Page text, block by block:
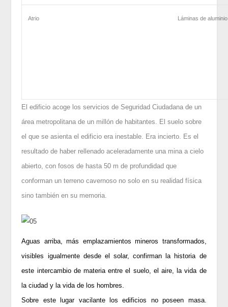
Atrio Láminas de
El edificio acoge los servicios de Seguridad Ciudadana de un
área metropolitana de un millón de habitantes. El suelo sobre
el que se asienta el edificio era inestable. Era incierto. Es el
resultado de haber rellenado aceleradamente una mina a cielo
abierto, con fosos de hasta 50 m de profundidad que
conforman un terreno cavernoso no solo en su realidad física
sino también en su memoria.
Aguas arriba, más emplazamientos mineros transformados,
visibles igualmente desde el solar, confirman la historia de
este intercambio de materia entre el suelo, el aire, la vida de
la ciudad y la vida de los hombres.
Sobre este lugar vacilante los edificios no poseen masa.